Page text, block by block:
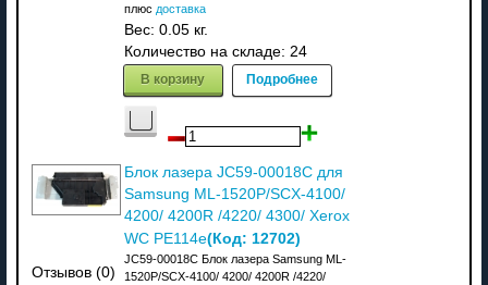
плюс доставка
Вес: 0.05 кг.
Количество на складе: 24
В корзину Подробнее
Отзывов (0)
Блок лазера JC59-00018C для
Samsung ML-1520P/SCX-4100/
4200/ 4200R /4220/ 4300/ Xerox
WC РE114e(Код: 12702)
JC59-00018C Блок лазера Samsung ML-
1520P/SCX-4100/ 4200/ 4200R /4220/